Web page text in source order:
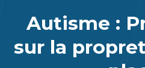
Autisme :
sur la